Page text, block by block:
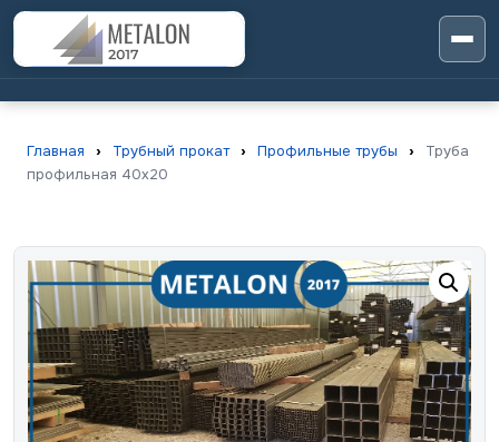
Главная › Трубный прокат › Профильные трубы ›
Труба
профильная 40х20